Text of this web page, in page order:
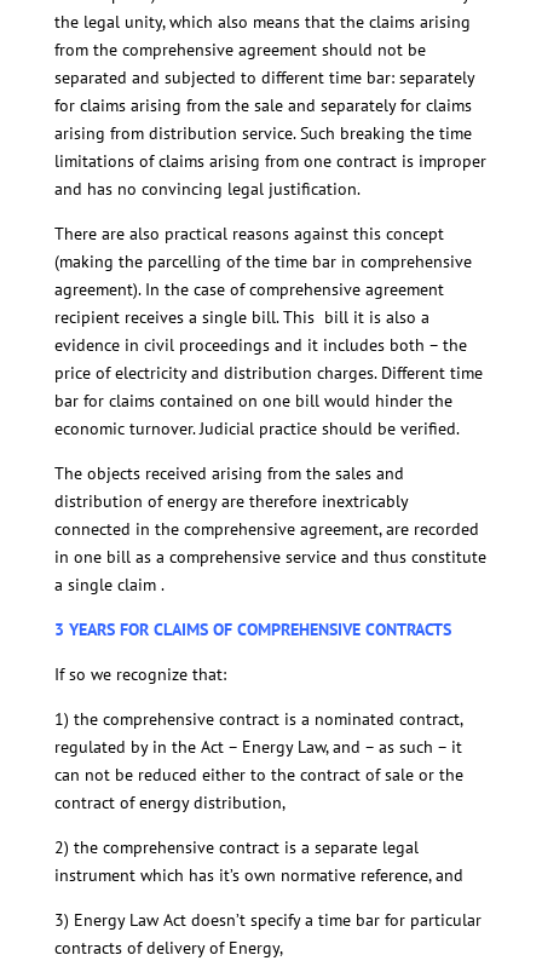
the legal unity, which also means that the claims arising
from the comprehensive agreement should not be
separated and subjected to different time bar: separately
for claims arising from the sale and separately for claims
arising from distribution service. Such breaking the time
limitations of claims arising from one contract is improper
and has no convincing legal justification.
There are also practical reasons against this concept
(making the parcelling of the time bar in comprehensive
agreement). In the case of comprehensive agreement
recipient receives a single bill. This bill it is also a
evidence in civil proceedings and it includes both – the
price of electricity and distribution charges. Different time
bar for claims contained on one bill would hinder the
economic turnover. Judicial practice should be verified.
The objects received arising from the sales and
distribution of energy are therefore inextricably
connected in the comprehensive agreement, are recorded
in one bill as a comprehensive service and thus constitute
a single claim .
3 YEARS FOR CLAIMS OF COMPREHENSIVE CONTRACTS
If so we recognize that:
1) the comprehensive contract is a nominated contract,
regulated by in the Act – Energy Law, and – as such – it
can not be reduced either to the contract of sale or the
contract of energy distribution,
2) the comprehensive contract is a separate legal
instrument which has it’s own normative reference, and
3) Energy Law Act doesn’t specify a time bar for particular
contracts of delivery of Energy,